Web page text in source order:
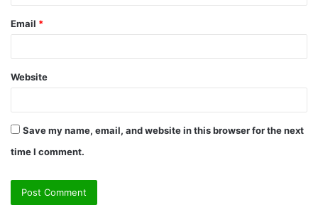
Email *
Website
Save my name, email, and website in this browser for the next
time I comment.